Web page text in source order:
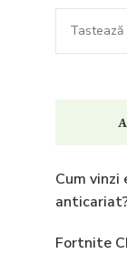
Cauți
ceva?
Cum
Fortnite